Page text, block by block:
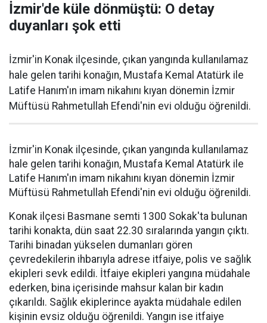
İzmir'de küle dönmüştü: O detay
duyanları şok etti
İzmir'in Konak ilçesinde, çıkan yangında kullanılamaz
hale gelen tarihi konağın, Mustafa Kemal Atatürk ile
Latife Hanım'ın imam nikahını kıyan dönemin İzmir
Müftüsü Rahmetullah Efendi'nin evi olduğu öğrenildi.
İzmir'in Konak ilçesinde, çıkan yangında kullanılamaz
hale gelen tarihi konağın, Mustafa Kemal Atatürk ile
Latife Hanım'ın imam nikahını kıyan dönemin İzmir
Müftüsü Rahmetullah Efendi'nin evi olduğu öğrenildi.
Konak ilçesi Basmane semti 1300 Sokak'ta bulunan
tarihi konakta, dün saat 22.30 sıralarında yangın çıktı.
Tarihi binadan yükselen dumanları gören
çevredekilerin ihbarıyla adrese itfaiye, polis ve sağlık
ekipleri sevk edildi. İtfaiye ekipleri yangına müdahale
ederken, bina içerisinde mahsur kalan bir kadın
çıkarıldı. Sağlık ekiplerince ayakta müdahale edilen
kişinin evsiz olduğu öğrenildi. Yangın ise itfaiye